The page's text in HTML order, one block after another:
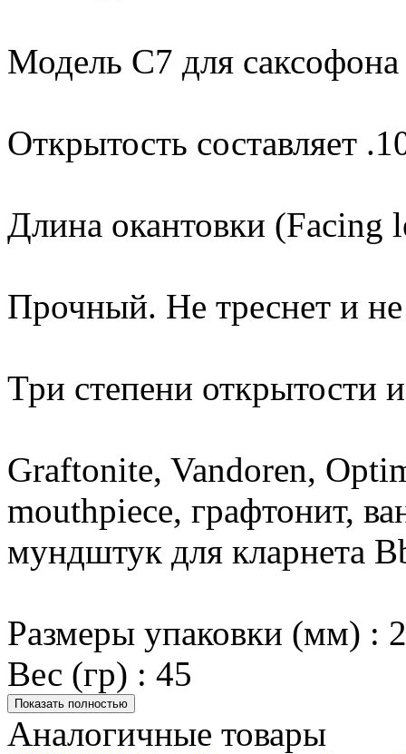
Модель С7 для саксофона
Открытость составляет
Длина окантовки (Facing
Прочный. Не треснет и не
Три степени открытости
Graftonite, Vandoren,
mouthpiece, графтонит,
мундштук для кларнета
Размеры упаковки (мм) :
Вес (гр) : 45
Показать полностью
Аналогичные товары